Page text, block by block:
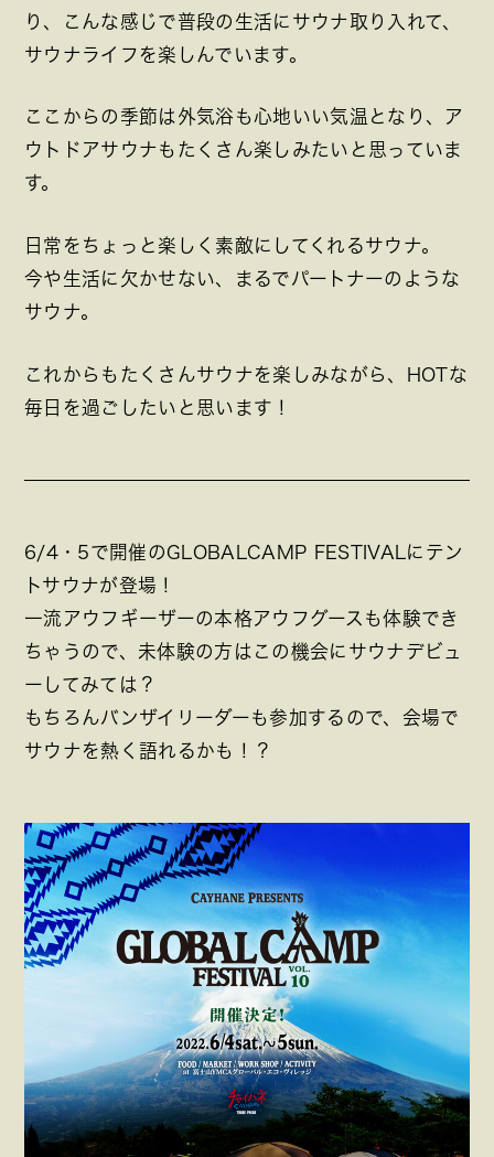
り、こんな感じで普段の生活にサウナ取り入れて、
サウナライフを楽しんでいます。
ここからの季節は外気浴も心地いい気温となり、ア
ウトドアサウナもたくさん楽しみたいと思っていま
す。
日常をちょっと楽しく素敵にしてくれるサウナ。
今や生活に欠かせない、まるでパートナーのような
サウナ。
これからもたくさんサウナを楽しみながら、HOTな
毎日を過ごしたいと思います！
6/4・5で開催のGLOBALCAMP FESTIVALにテン
トサウナが登場！
一流アウフギーザーの本格アウフグースも体験でき
ちゃうので、未体験の方はこの機会にサウナデビュ
ーしてみては？
もちろんバンザイリーダーも参加するので、会場で
サウナを熱く語れるかも！？